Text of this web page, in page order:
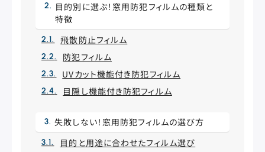
目的別に選ぶ！窓用防犯フィルムの種類と
特徴
飛散防止フィルム
防犯フィルム
UVカット機能付き防犯フィルム
目隠し機能付き防犯フィルム
失敗しない！窓用防犯フィルムの選び方
目的と用途に合わせたフィルム選び